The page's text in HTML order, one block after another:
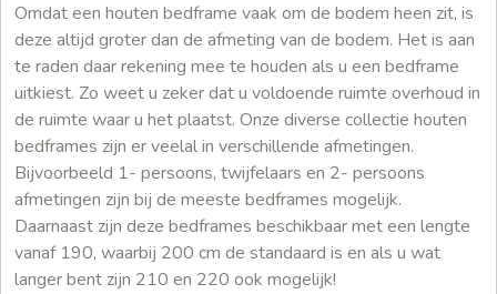
Omdat een houten bedframe vaak om de bodem heen zit, is
deze altijd groter dan de afmeting van de bodem. Het is aan
te raden daar rekening mee te houden als u een bedframe
uitkiest. Zo weet u zeker dat u voldoende ruimte overhoud in
de ruimte waar u het plaatst. Onze diverse collectie houten
bedframes zijn er veelal in verschillende afmetingen.
Bijvoorbeeld 1- persoons, twijfelaars en 2- persoons
afmetingen zijn bij de meeste bedframes mogelijk.
Daarnaast zijn deze bedframes beschikbaar met een lengte
vanaf 190, waarbij 200 cm de standaard is en als u wat
langer bent zijn 210 en 220 ook mogelijk!